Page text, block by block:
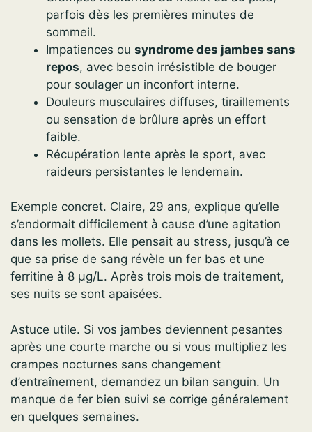
parfois dès les premières minutes de
sommeil.
Impatiences ou syndrome des jambes sans
repos, avec besoin irrésistible de bouger
pour soulager un inconfort interne.
Douleurs musculaires diffuses, tiraillements
ou sensation de brûlure après un effort
faible.
Récupération lente après le sport, avec
raideurs persistantes le lendemain.
Exemple concret. Claire, 29 ans, explique qu’elle
s’endormait difficilement à cause d’une agitation
dans les mollets. Elle pensait au stress, jusqu’à ce
que sa prise de sang révèle un fer bas et une
ferritine à 8 µg/L. Après trois mois de traitement,
ses nuits se sont apaisées.
Astuce utile. Si vos jambes deviennent pesantes
après une courte marche ou si vous multipliez les
crampes nocturnes sans changement
d’entraînement, demandez un bilan sanguin. Un
manque de fer bien suivi se corrige généralement
en quelques semaines.